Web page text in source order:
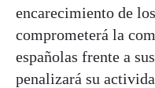
encarecimiento de
comprometerá la
españolas frente a
penalizará su